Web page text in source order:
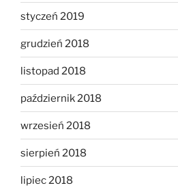
styczeń 2019
grudzień 2018
listopad 2018
październik 2018
wrzesień 2018
sierpień 2018
lipiec 2018